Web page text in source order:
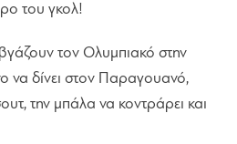
του γκολ!
τον Ολυμπιακό στην
να δίνει στον Παραγουανό,
την μπάλα να κοντράρει και